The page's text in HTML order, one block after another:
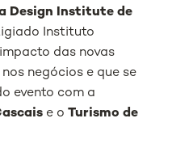
Design Institute de
Instituto
das novas
negócios e que se
evento com a
e oTurismo de